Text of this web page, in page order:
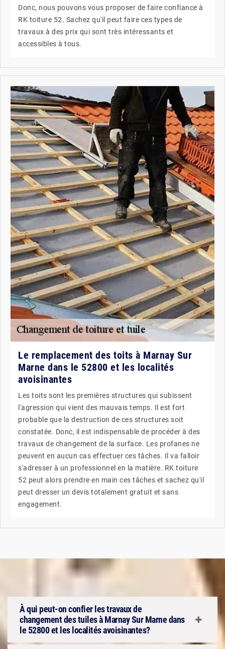
Donc, nous pouvons vous proposer de faire confiance à
RK toiture 52. Sachez qu'il peut faire ces types de
travaux à des prix qui sont très intéressants et
accessibles à tous.
Le remplacement des toits à Marnay Sur
Marne dans le 52800 et les localités
avoisinantes
Les toits sont les premières structures qui subissent
l'agression qui vient des mauvais temps. Il est fort
probable que la destruction de ces structures soit
constatée. Donc, il est indispensable de procéder à des
travaux de changement de la surface. Les profanes ne
peuvent en aucun cas effectuer ces tâches. Il va falloir
s'adresser à un professionnel en la matière. RK toiture
52 peut alors prendre en main ces tâches et sachez qu'il
peut dresser un devis totalement gratuit et sans
engagement.
À qui peut-on confier les travaux de
changement des tuiles à Marnay Sur Marne dans
le 52800 et les localités avoisinantes?